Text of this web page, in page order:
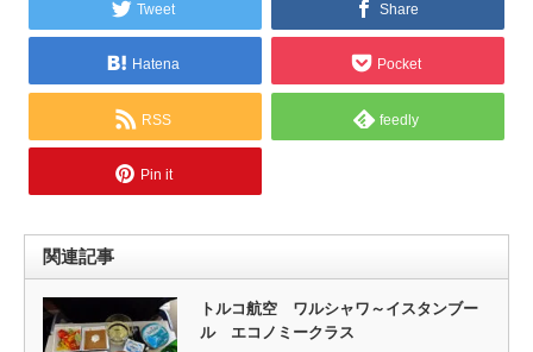
Tweet Share
Hatena Pocket
RSS feedly
Pin it
関連記事
トルコ航空 ワルシャワ～イスタンブー
ル エコノミークラス